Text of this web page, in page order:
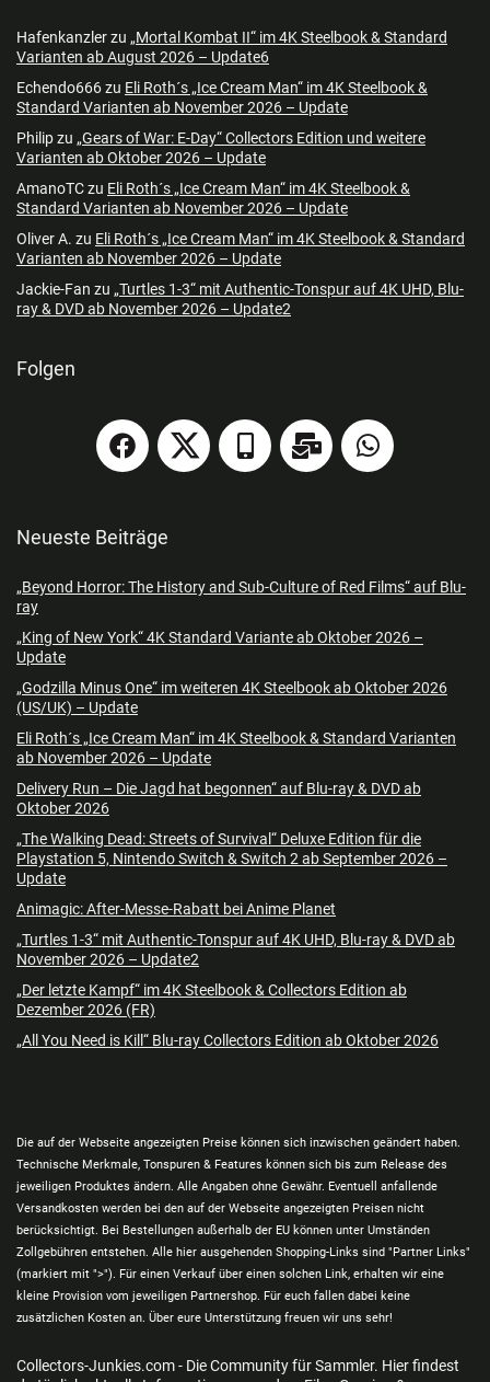
Hafenkanzlerzu „Mortal Kombat II“ im 4K Steelbook & Standard
Varianten ab August 2026 – Update6
Echendo666zu Eli Roth´s „Ice Cream Man“ im 4K Steelbook &
Standard Varianten ab November 2026 – Update
Philipzu „Gears of War: E-Day“ Collectors Edition und weitere
Varianten ab Oktober 2026 – Update
AmanoTCzu Eli Roth´s „Ice Cream Man“ im 4K Steelbook &
Standard Varianten ab November 2026 – Update
Oliver A. zu Eli Roth´s „Ice Cream Man“ im 4K Steelbook & Standard
Varianten ab November 2026 – Update
Jackie-Fan zu „Turtles 1-3“ mit Authentic-Tonspur auf 4K UHD, Blu-
ray & DVD ab November 2026 – Update2
Folgen
Neueste Beiträge
„Beyond Horror: The History and Sub-Culture of Red Films“ auf Blu-
ray
„King of New York“ 4K Standard Variante ab Oktober 2026 –
Update
„Godzilla Minus One“ im weiteren 4K Steelbook ab Oktober 2026
(US/UK) – Update
Eli Roth´s „Ice Cream Man“ im 4K Steelbook & Standard Varianten
ab November 2026 – Update
Delivery Run – Die Jagd hat begonnen“ auf Blu-ray & DVD ab
Oktober 2026
„The Walking Dead: Streets of Survival“ Deluxe Edition für die
Playstation 5, Nintendo Switch & Switch 2 ab September 2026 –
Update
Animagic: After-Messe-Rabatt bei Anime Planet
„Turtles 1-3“ mit Authentic-Tonspur auf 4K UHD, Blu-ray & DVD ab
November 2026 – Update2
„Der letzte Kampf“ im 4K Steelbook & Collectors Edition ab
Dezember 2026 (FR)
„All You Need is Kill“ Blu-ray Collectors Edition ab Oktober 2026
Die auf der Webseite angezeigten Preise können sich inzwischen geändert haben.
Technische Merkmale, Tonspuren & Features können sich bis zum Release des
jeweiligen Produktes ändern. Alle Angaben ohne Gewähr. Eventuell anfallende
Versandkosten werden bei den auf der Webseite angezeigten Preisen nicht
berücksichtigt. Bei Bestellungen außerhalb der EU können unter Umständen
Zollgebühren entstehen. Alle hier ausgehenden Shopping-Links sind "Partner Links"
(markiert mit ">"). Für einen Verkauf über einen solchen Link, erhalten wir eine
kleine Provision vom jeweiligen Partnershop. Für euch fallen dabei keine
zusätzlichen Kosten an. Über eure Unterstützung freuen wir uns sehr!
Collectors-Junkies.com - Die Community für Sammler. Hier findest